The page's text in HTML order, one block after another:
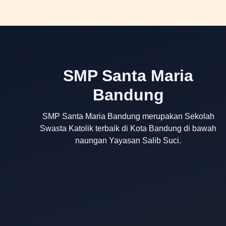
SMP Santa Maria
Bandung
SMP Santa Maria Bandung merupakan Sekolah
Swasta Katolik terbaik di Kota Bandung di bawah
naungan Yayasan Salib Suci.